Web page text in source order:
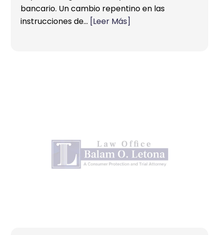
bancario. Un cambio repentino en las
instrucciones de… [Leer Más]